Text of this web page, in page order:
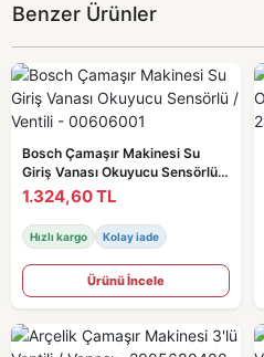
Benzer Ürünler
Bosch Çamaşır Makinesi Su
Giriş Vanası Okuyucu Sensörlü /
Ventili - 00606001
1.324,60 TL
Hızlı kargo Kolay iade
Ürünü İncele